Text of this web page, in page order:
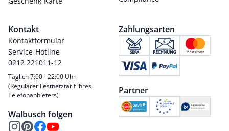
Kontakt
Kontaktformular
Service-Hotline
0212 221011-12
Täglich 7:00 - 22:00 Uhr
(Regulärer Festnetztarif ihres
Telefonanbieters)
Walbusch folgen
Zahlungsarten
Partner